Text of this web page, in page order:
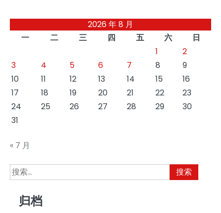
分
2026 年 8 月
一
二 三 四 五 六
日
1
2
3
4 5 6 7 8
9
10
11 12 13 14 15
16
17
18 19 20 21 22
23
24
25 26 27 28 29
30
31
« 7 月
搜
索：
归档